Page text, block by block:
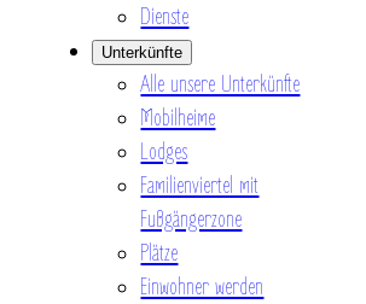
Dienste
Unterkünfte
Alle unsere Unterkünfte
Mobilheime
Lodges
Familienviertel mit
Fußgängerzone
Plätze
Einwohner werden